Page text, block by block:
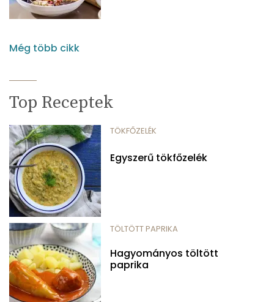
Még több cikk
Top Receptek
TÖKFŐZELÉK
Egyszerű tökfőzelék
TÖLTÖTT PAPRIKA
Hagyományos töltött
paprika